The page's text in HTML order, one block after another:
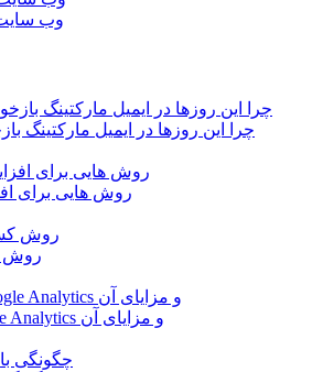
وب
چرا این روزها در ایمیل مارکتینگ
روش هایی برای
روش
گوگل آنالیتیکس Google Analytics و مزایای آن